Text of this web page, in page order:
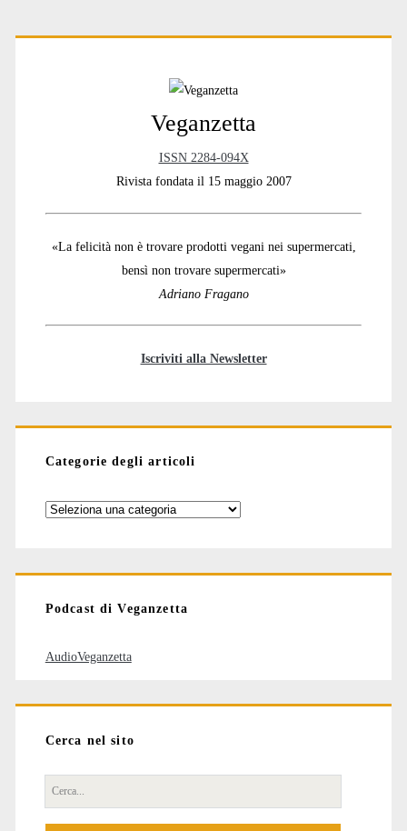
Primary
Veganzetta
ISSN 2284-094X
Rivista fondata il 15 maggio 2007
«La felicità non è trovare prodotti vegani nei supermercati,
bensì non trovare supermercati»
Adriano Fragano
Iscriviti alla Newsletter
Categorie degli articoli
Categorie
Podcast di Veganzetta
AudioVeganzetta
Cerca nel sito
Cerca
per: